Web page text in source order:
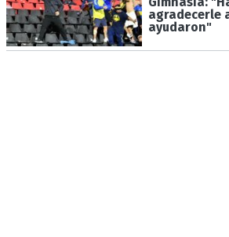
agradecerle
ayudaron"